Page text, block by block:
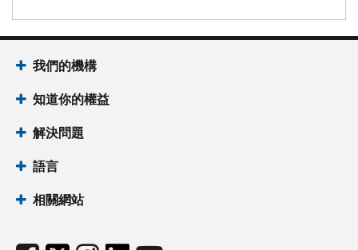
我們的機構
知道你的權益
解決問題
語言
相關網站